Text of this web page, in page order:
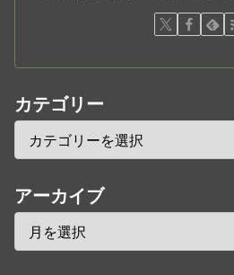
カテゴリー
アーカイブ